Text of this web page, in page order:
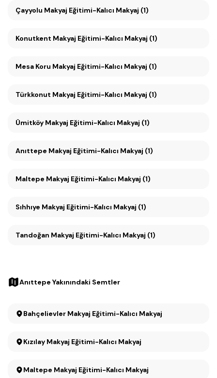
Çayyolu Makyaj Eğitimi-Kalıcı Makyaj (1)
Konutkent Makyaj Eğitimi-Kalıcı Makyaj (1)
Mesa Koru Makyaj Eğitimi-Kalıcı Makyaj (1)
Türkkonut Makyaj Eğitimi-Kalıcı Makyaj (1)
Ümitköy Makyaj Eğitimi-Kalıcı Makyaj (1)
Anıttepe Makyaj Eğitimi-Kalıcı Makyaj (1)
Maltepe Makyaj Eğitimi-Kalıcı Makyaj (1)
Sıhhıye Makyaj Eğitimi-Kalıcı Makyaj (1)
Tandoğan Makyaj Eğitimi-Kalıcı Makyaj (1)
Anıttepe Yakınındaki Semtler
Bahçelievler Makyaj Eğitimi-Kalıcı Makyaj
Kızılay Makyaj Eğitimi-Kalıcı Makyaj
Maltepe Makyaj Eğitimi-Kalıcı Makyaj